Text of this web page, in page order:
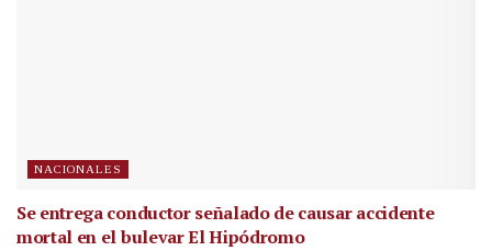
NACIONALES
Se entrega conductor señalado de causar accidente
mortal en el bulevar El Hipódromo